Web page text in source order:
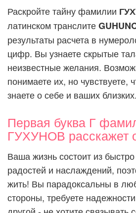
Раскройте тайну фамилии
латинском транслите
результаты расчета в
цифр. Вы узнаете скрытые
неизвестные желания.
понимаете их, но чувствуете,
знаете о себе и ваших близких.
Первая буква Г
ГУХУНОВ расскажет
Ваша жизнь состоит из
радостей и наслаждений,
жить! Вы парадоксальны в
стороны, требуете